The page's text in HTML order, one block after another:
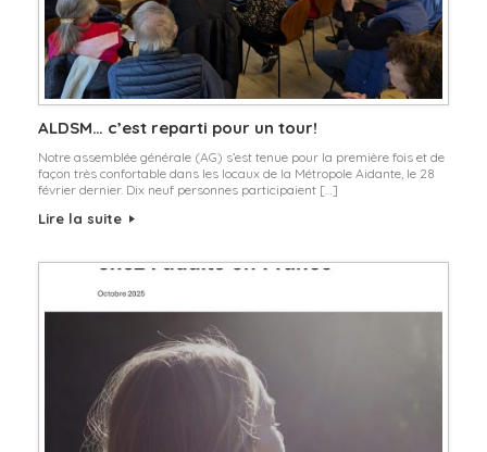
ALDSM… c’est reparti pour un tour!
Notre assemblée générale (AG) s’est tenue pour la première fois et de
façon très confortable dans les locaux de la Métropole Aidante, le 28
février dernier. Dix neuf personnes participaient […]
Lire la suite